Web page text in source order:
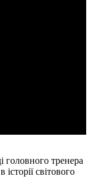
головного тренера
світового